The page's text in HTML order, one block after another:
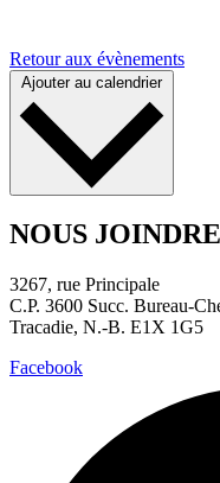
Retour aux évènements
Ajouter au calendrier
NOUS JOINDRE
3267, rue Principale
C.P. 3600 Succ. Bureau-
Tracadie, N.-B. E1X 1G5
Facebook